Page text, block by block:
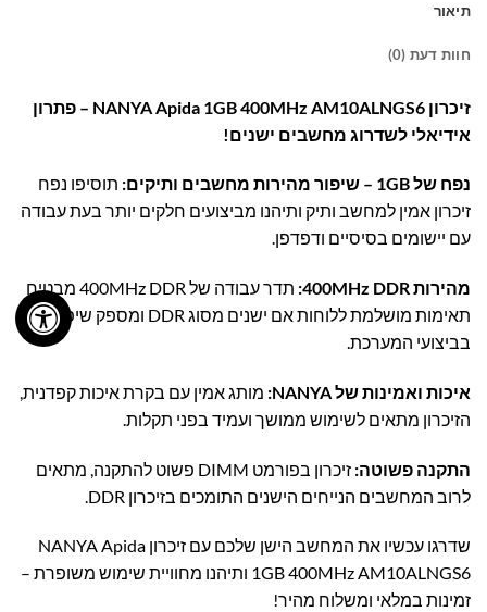
תיאור
חוות דעת (0)
זיכרון NANYA Apida 1GB 400MHz AM10ALNGS6 – פתרון
אידיאלי לשדרוג מחשבים ישנים!
נפח של 1GB – שיפור מהירות מחשבים ותיקים:
תוסיפו נפח
זיכרון אמין למחשב ותיק ותיהנו מביצועים חלקים יותר בעת עבודה
עם יישומים בסיסיים ודפדפן.
מהירות 400MHz DDR:
תדר עבודה של 400MHz DDR מבטיח
תאימות מושלמת ללוחות אם ישנים מסוג DDR ומספק שיפור
בביצועי המערכת.
איכות ואמינות של NANYA:
מותג אמין עם בקרת איכות קפדנית,
הזיכרון מתאים לשימוש ממושך ועמיד בפני תקלות.
התקנה פשוטה:
זיכרון בפורמט DIMM פשוט להתקנה, מתאים
לרוב המחשבים הנייחים הישנים התומכים בזיכרון DDR.
שדרגו עכשיו את המחשב הישן שלכם עם זיכרון NANYA Apida
1GB 400MHz AM10ALNGS6 ותיהנו מחוויית שימוש משופרת –
זמינות במלאי ומשלוח מהיר!